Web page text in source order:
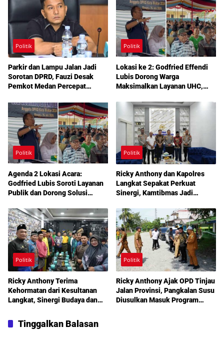
Politik
Parkir dan Lampu Jalan Jadi
Sorotan DPRD, Fauzi Desak
Pemkot Medan Percepat
Politik
Lokasi ke 2: Godfried Effendi
Lubis Dorong Warga
Maksimalkan Layanan UHC,
Pendidikan Mengemuka dalam
Reses Medan Amplas
Politik
Agenda 2 Lokasi Acara:
Godfried Lubis Soroti Layanan
Publik dan Dorong Solusi
DPRD Medan
Politik
Ricky Anthony dan Kapolres
Langkat Sepakat Perkuat
Sinergi, Kamtibmas Jadi
Politik
Ricky Anthony Terima
Kehormatan dari Kesultanan
Langkat, Sinergi Budaya dan
Diperkuat
Politik
Ricky Anthony Ajak OPD Tinjau
Jalan Provinsi, Pangkalan Susu
Diusulkan Masuk Program
Tinggalkan Balasan